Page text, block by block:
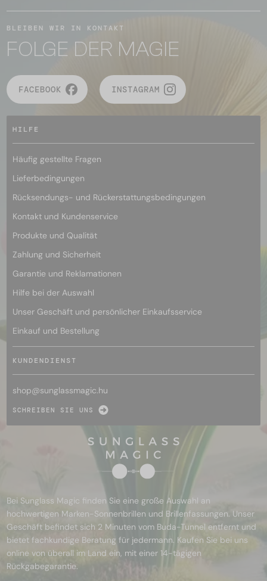
BLEIBEN WIR IN KONTAKT
FOLGE DER MAGIE
FACEBOOK INSTAGRAM
HILFE
Häufig gestellte Fragen
Lieferbedingungen
Rücksendungs- und Rückerstattungsbedingungen
Kontakt und Kundenservice
Produkte und Qualität
Zahlung und Sicherheit
Garantie und Reklamationen
Hilfe bei der Auswahl
Unser Geschäft und persönlicher Einkaufsservice
Einkauf und Bestellung
KUNDENDIENST
shop@sunglassmagic.hu
SCHREIBEN SIE UNS
Bei Sunglass Magic finden Sie eine große Auswahl an
hochwertigen Marken-Sonnenbrillen und Brillenfassungen. Unser
Geschäft befindet sich 2 Minuten vom Buda-Tunnel entfernt und
bietet fachkundige Beratung für jedermann. Kaufen Sie bei uns
online von überall im Land ein, mit einer 14-tägigen
Rückgabegarantie.